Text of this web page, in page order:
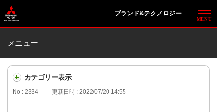
ブランド&テクノロジー
メニュー
カテゴリー表示
No : 2334 更新日時 : 2022/07/20 14:55